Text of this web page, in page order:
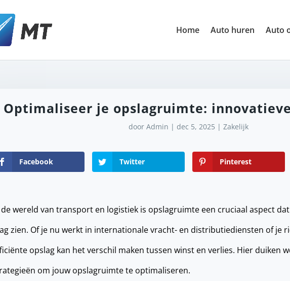
Home Auto huren Auto
Optimaliseer je opslagruimte:
door Admin | dec 5, 2025 | Zakelijk
Facebook Twitter Pinterest
de wereld van transport en logistiek is opslagruimte een cruciaal aspect
zien. Of je nu werkt in internationale vracht- en distributiediensten of je
opslag kan het verschil maken tussen winst en verlies. Hier duiken
om jouw opslagruimte te optimaliseren.